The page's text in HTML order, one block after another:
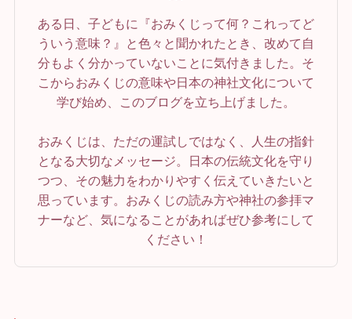
ある日、子どもに『おみくじって何？これってど
ういう意味？』と色々と聞かれたとき、改めて自
分もよく分かっていないことに気付きました。そ
こからおみくじの意味や日本の神社文化について
学び始め、このブログを立ち上げました。
おみくじは、ただの運試しではなく、人生の指針
となる大切なメッセージ。日本の伝統文化を守り
つつ、その魅力をわかりやすく伝えていきたいと
思っています。おみくじの読み方や神社の参拝マ
ナーなど、気になることがあればぜひ参考にして
ください！